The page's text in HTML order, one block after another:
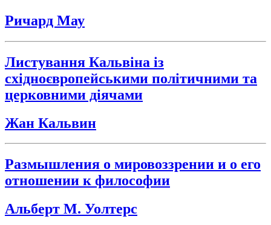
Ричард Мау
Листування Кальвіна із
східноєвропейськими політичними та
церковними діячами
Жан Кальвин
Размышления о мировоззрении и о его
отношении к философии
Альберт М. Уолтерс